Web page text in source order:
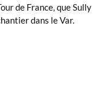
de France, que Sully
dans le Var.